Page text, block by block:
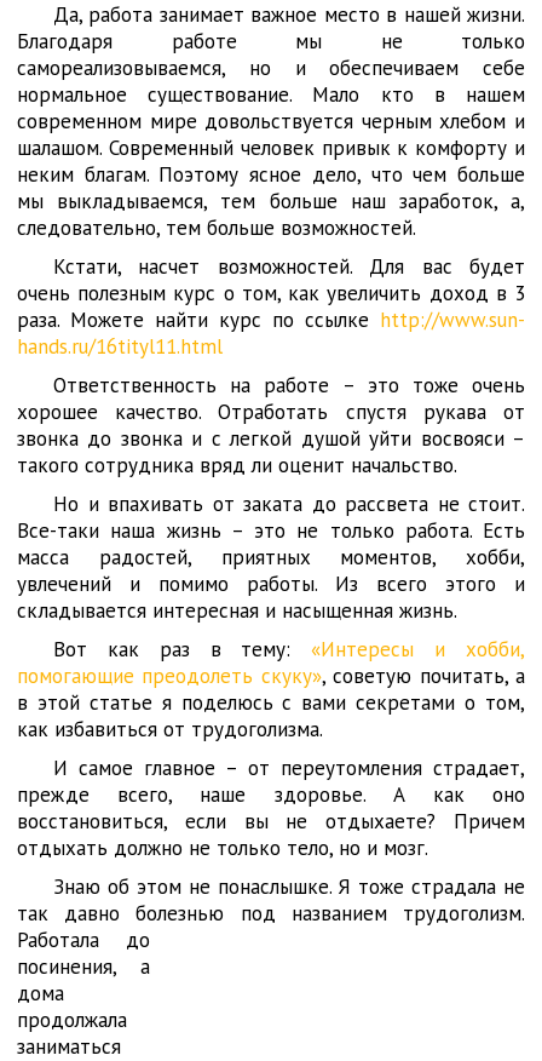
Да, работа занимает важное место в нашей жизни.
Благодаря работе мы не только
самореализовываемся, но и обеспечиваем себе
нормальное существование. Мало кто в нашем
современном мире довольствуется черным хлебом и
шалашом. Современный человек привык к комфорту и
неким благам. Поэтому ясное дело, что чем больше
мы выкладываемся, тем больше наш заработок, а,
следовательно, тем больше возможностей.
Кстати, насчет возможностей. Для вас будет
очень полезным курс о том, как увеличить доход в 3
раза. Можете найти курс по ссылке http://www.sun-
hands.ru/16tityl11.html
Ответственность на работе – это тоже очень
хорошее качество. Отработать спустя рукава от
звонка до звонка и с легкой душой уйти восвояси –
такого сотрудника вряд ли оценит начальство.
Но и впахивать от заката до рассвета не стоит.
Все-таки наша жизнь – это не только работа. Есть
масса радостей, приятных моментов, хобби,
увлечений и помимо работы. Из всего этого и
складывается интересная и насыщенная жизнь.
Вот как раз в тему:«Интересы и хобби,
помогающие преодолеть скуку», советую почитать, а
в этой статье я поделюсь с вами секретами о том,
как избавиться от трудоголизма.
И самое главное – от переутомления страдает,
прежде всего, наше здоровье. А как оно
восстановиться, если вы не отдыхаете? Причем
отдыхать должно не только тело, но и мозг.
Знаю об этом не понаслышке. Я тоже страдала не
так давно болезнью под названием трудоголизм.
Работала до
посинения, а
дома
продолжала
заниматься